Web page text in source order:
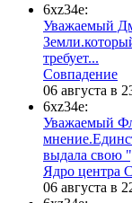
6xz34e:
Уважаемый
требует...
​Совпадение
06 августа в
6xz34e:
Уважаемый
выдала свою
​Ядро центра
06 августа в